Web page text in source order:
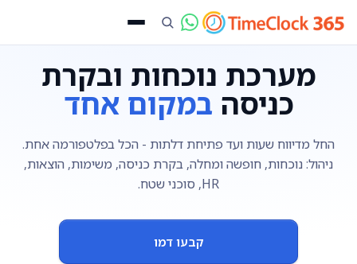
מערכת נוכחות ובקרת
כניסה במקום אחד
החל מדיווח שעות ועד פתיחת דלתות - הכל בפלטפורמה אחת.
ניהול: נוכחות, חופשה ומחלה, בקרת כניסה, משימות, הוצאות,
HR, סוכני שטח.
קבעו דמו